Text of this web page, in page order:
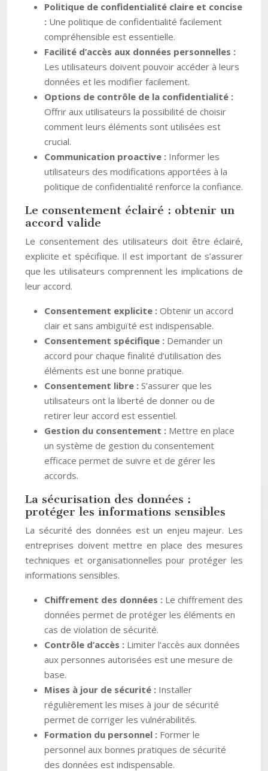
Politique de confidentialité claire et concise
: Une politique de confidentialité facilement
compréhensible est essentielle.
Facilité d’accès aux données personnelles :
Les utilisateurs doivent pouvoir accéder à leurs
données et les modifier facilement.
Options de contrôle de la confidentialité :
Offrir aux utilisateurs la possibilité de choisir
comment leurs éléments sont utilisées est
crucial.
Communication proactive : Informer les
utilisateurs des modifications apportées à la
politique de confidentialité renforce la confiance.
Le consentement éclairé : obtenir un
accord valide
Le consentement des utilisateurs doit être éclairé,
explicite et spécifique. Il est important de s’assurer
que les utilisateurs comprennent les implications de
leur accord.
Consentement explicite : Obtenir un accord
clair et sans ambiguïté est indispensable.
Consentement spécifique : Demander un
accord pour chaque finalité d’utilisation des
éléments est une bonne pratique.
Consentement libre : S’assurer que les
utilisateurs ont la liberté de donner ou de
retirer leur accord est essentiel.
Gestion du consentement : Mettre en place
un système de gestion du consentement
efficace permet de suivre et de gérer les
accords.
La sécurisation des données :
protéger les informations sensibles
La sécurité des données est un enjeu majeur. Les
entreprises doivent mettre en place des mesures
techniques et organisationnelles pour protéger les
informations sensibles.
Chiffrement des données : Le chiffrement des
données permet de protéger les éléments en
cas de violation de sécurité.
Contrôle d’accès : Limiter l’accès aux données
aux personnes autorisées est une mesure de
base.
Mises à jour de sécurité : Installer
régulièrement les mises à jour de sécurité
permet de corriger les vulnérabilités.
Formation du personnel : Former le
personnel aux bonnes pratiques de sécurité
des données est indispensable.